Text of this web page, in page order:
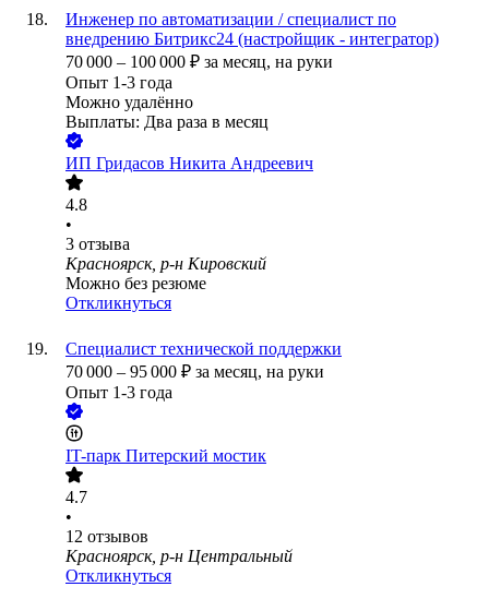
Инженер по автоматизации / специалист по
внедрению Битрикс24 (настройщик - интегратор)
70 000 – 100 000 ₽ за месяц, на руки
Опыт 1-3 года
Можно удалённо
Выплаты: Два раза в месяц
ИП Гридасов Никита Андреевич
4.8
•
3 отзыва
Красноярск, р-н Кировский
Можно без резюме
Откликнуться
Специалист технической поддержки
70 000 – 95 000 ₽ за месяц, на руки
Опыт 1-3 года
IT-парк Питерский мостик
4.7
•
12 отзывов
Красноярск, р-н Центральный
Откликнуться